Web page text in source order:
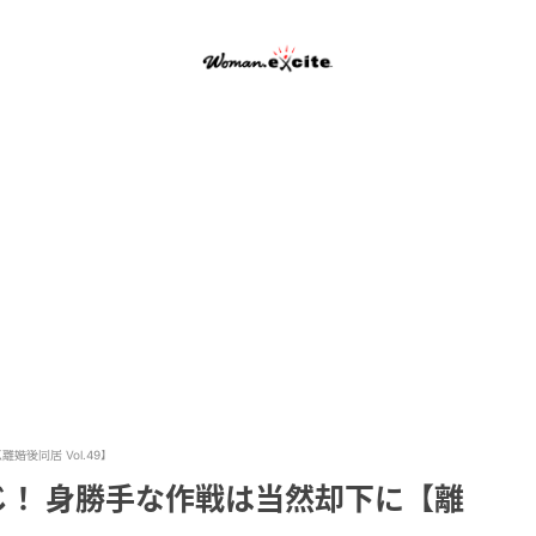
婚後同居 Vol.49】
身勝手な作戦は当然却下に【離